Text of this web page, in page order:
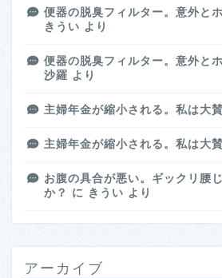
便器の脱臭フィルター。意外と
きうい より
便器の脱臭フィルター。意外と
沙羅 より
主婦年金が縮小される。私は大
主婦年金が縮小される。私は大
お腹の具合が悪い。ギックリ腰
か？
に きうい より
アーカイブ